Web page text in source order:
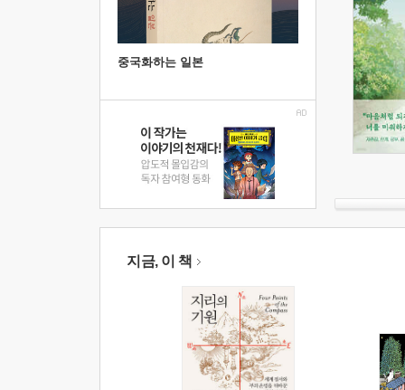
중국화하는 일본
지금, 이 책